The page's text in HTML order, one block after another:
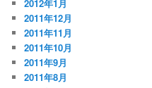
2012年1月
2011年12月
2011年11月
2011年10月
2011年9月
2011年8月